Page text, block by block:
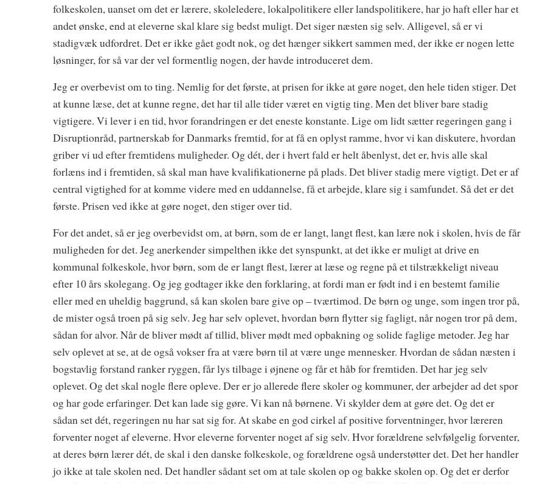
folkeskolen, uanset om det er lærere, skoleledere, lokalpolitikere eller landspolitikere, har jo haft eller har et
andet ønske, end at eleverne skal klare sig bedst muligt. Det siger næsten sig selv. Alligevel, så er vi
stadigvæk udfordret. Det er ikke gået godt nok, og det hænger sikkert sammen med, der ikke er nogen lette
løsninger, for så var der vel formentlig nogen, der havde introduceret dem.
Jeg er overbevist om to ting. Nemlig for det første, at prisen for ikke at gøre noget, den hele tiden stiger. Det
at kunne læse, det at kunne regne, det har til alle tider været en vigtig ting. Men det bliver bare stadig
vigtigere. Vi lever i en tid, hvor forandringen er det eneste konstante. Lige om lidt sætter regeringen gang i
Disruptionråd, partnerskab for Danmarks fremtid, for at få en oplyst ramme, hvor vi kan diskutere, hvordan
griber vi ud efter fremtidens muligheder. Og dét, der i hvert fald er helt åbenlyst, det er, hvis alle skal
forlæns ind i fremtiden, så skal man have kvalifikationerne på plads. Det bliver stadig mere vigtigt. Det er af
central vigtighed for at komme videre med en uddannelse, få et arbejde, klare sig i samfundet. Så det er det
første. Prisen ved ikke at gøre noget, den stiger over tid.
For det andet, så er jeg overbevidst om, at børn, som de er langt, langt flest, kan lære nok i skolen, hvis de får
muligheden for det. Jeg anerkender simpelthen ikke det synspunkt, at det ikke er muligt at drive en
kommunal folkeskole, hvor børn, som de er langt flest, lærer at læse og regne på et tilstrækkeligt niveau
efter 10 års skolegang. Og jeg godtager ikke den forklaring, at fordi man er født ind i en bestemt familie
eller med en uheldig baggrund, så kan skolen bare give op – tværtimod. De børn og unge, som ingen tror på,
de mister også troen på sig selv. Jeg har selv oplevet, hvordan børn flytter sig fagligt, når nogen tror på dem,
sådan for alvor. Når de bliver mødt af tillid, bliver mødt med opbakning og solide faglige metoder. Jeg har
selv oplevet at se, at de også vokser fra at være børn til at være unge mennesker. Hvordan de sådan næsten i
bogstavlig forstand ranker ryggen, får lys tilbage i øjnene og får et håb for fremtiden. Det har jeg selv
oplevet. Og det skal nogle flere opleve. Der er jo allerede flere skoler og kommuner, der arbejder ad det spor
og har gode erfaringer. Det kan lade sig gøre. Vi kan nå børnene. Vi skylder dem at gøre det. Og det er
sådan set dét, regeringen nu har sat sig for. At skabe en god cirkel af positive forventninger, hvor læreren
forventer noget af eleverne. Hvor eleverne forventer noget af sig selv. Hvor forældrene selvfølgelig forventer,
at deres børn lærer dét, de skal i den danske folkeskole, og forældrene også understøtter det. Det her handler
jo ikke at tale skolen ned. Det handler sådant set om at tale skolen op og bakke skolen op. Og det er derfor